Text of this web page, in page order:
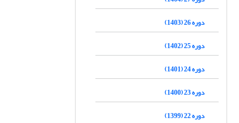
دوره 26 (1403)
دوره 25 (1402)
دوره 24 (1401)
دوره 23 (1400)
دوره 22 (1399)